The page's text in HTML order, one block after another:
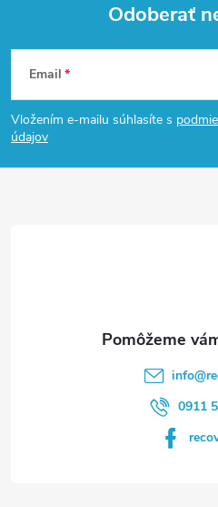
Z
á
p
Odoberať
Email
Vložením e-mailu súhlasíte s
údajov
info@
0911